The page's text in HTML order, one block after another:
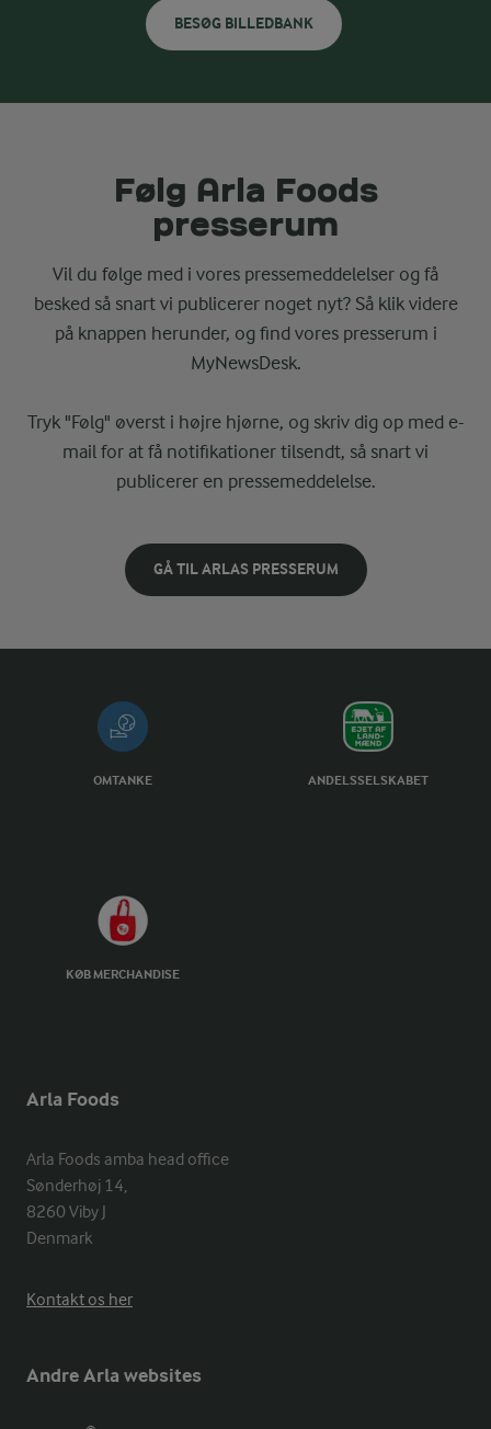
BESØG BILLEDBANK
Følg Arla Foods
presserum
Vil du følge med i vores pressemeddelelser og få
besked så snart vi publicerer noget nyt? Så klik videre
på knappen herunder, og find vores presserum i
MyNewsDesk.
Tryk "Følg" øverst i højre hjørne, og skriv dig op med e-
mail for at få notifikationer tilsendt, så snart vi
publicerer en pressemeddelelse.
GÅ TIL ARLAS PRESSERUM
OMTANKE ANDELSSELSKABET
KØB MERCHANDISE
Arla Foods
Arla Foods amba head office
Sønderhøj 14,
8260 Viby J
Denmark
Kontakt os her
Andre Arla websites